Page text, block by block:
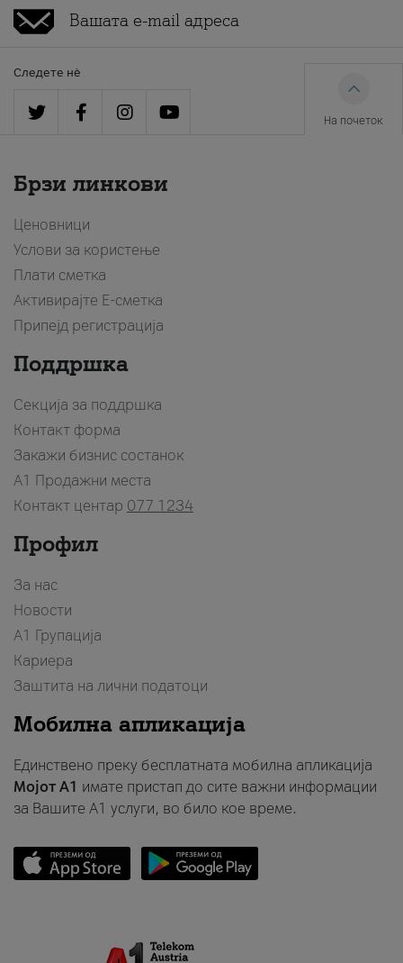
Следете нè
На почеток
Брзи линкови
Ценовници
Услови за користење
Плати сметка
Активирајте Е-сметка
Припејд регистрација
Поддршка
Секција за поддршка
Контакт форма
Закажи бизнис состанок
A1 Продажни места
Контакт центар 077 1234
Профил
За нас
Новости
А1 Групација
Кариера
Заштита на лични податоци
Мобилна апликација
Единствено преку бесплатната мобилна апликација
Мојот A1 имате пристап до сите важни информации
за Вашите A1 услуги, во било кое време.